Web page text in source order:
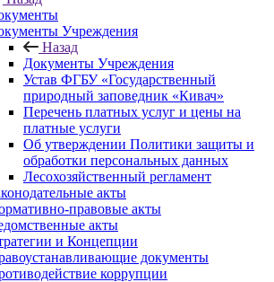
Учреждения
Назад
Документы Учреждения
Устав ФГБУ «Государственный
природный заповедник «Кивач»
Перечень платных услуг и цены на
платные услуги
Об утверждении Политики защиты и
обработки персональных данных
Лесохозяйственный регламент
акты
правовые акты
акты
и Концепции
документы
коррупции